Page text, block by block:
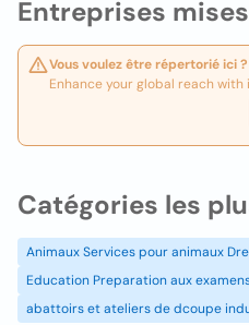
Entreprises
Vous voulez être répertorié ici ?
Enhance your global reach with
Catégories les
Animaux Services pour animaux
Education Preparation aux
abattoirs et ateliers de dcoupe